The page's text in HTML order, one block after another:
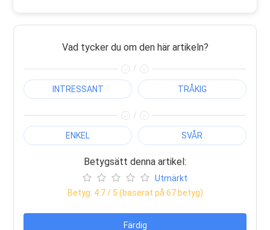
Vad tycker du om den här artikeln?
/
INTRESSANT TRÅKIG
/
ENKEL SVÅR
Betygsätt denna artikel:
Utmärkt
Betyg: 4.7/ 5 (baserat på67betyg)
Färdig